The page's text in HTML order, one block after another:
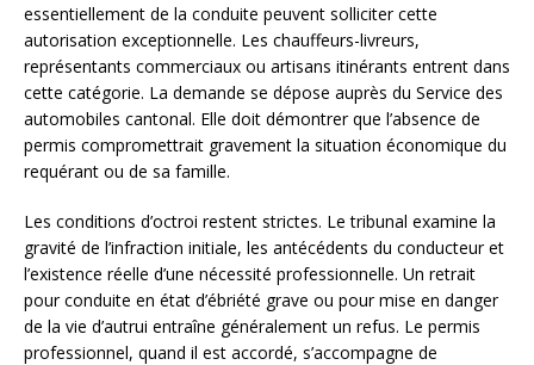
essentiellement de la conduite peuvent solliciter cette
autorisation exceptionnelle. Les chauffeurs-livreurs,
représentants commerciaux ou artisans itinérants entrent dans
cette catégorie. La demande se dépose auprès du Service des
automobiles cantonal. Elle doit démontrer que l’absence de
permis compromettrait gravement la situation économique du
requérant ou de sa famille.
Les conditions d’octroi restent strictes. Le tribunal examine la
gravité de l’infraction initiale, les antécédents du conducteur et
l’existence réelle d’une nécessité professionnelle. Un retrait
pour conduite en état d’ébriété grave ou pour mise en danger
de la vie d’autrui entraîne généralement un refus. Le permis
professionnel, quand il est accordé, s’accompagne de